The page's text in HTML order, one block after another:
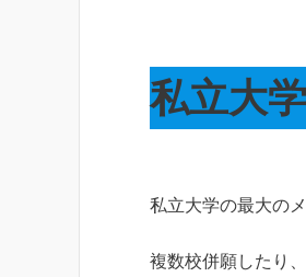
私立大
私立大学の最大の
複数校併願したり